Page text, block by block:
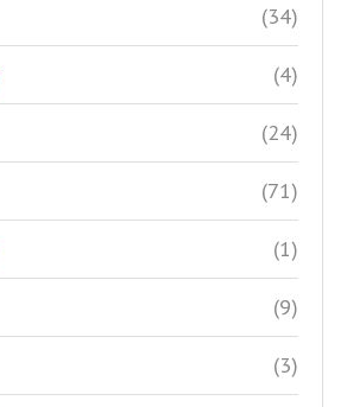
(34)
(4)
(24)
(71)
(1)
(9)
(3)